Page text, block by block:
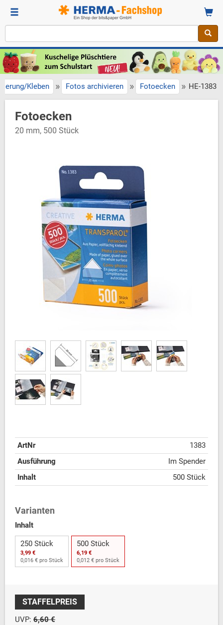
Kleben » Fotos archivieren » Fotoecken » HE-1383
Fotoecken
20 mm, 500 Stück
ArtNr
1383
Ausführung
Im Spender
Inhalt
500 Stück
Varianten
Inhalt
250 Stück
3,99 €
0,016 € pro Stück
500 Stück
6,19 €
0,012 € pro Stück
STAFFELPREIS
UVP: 6,60 €